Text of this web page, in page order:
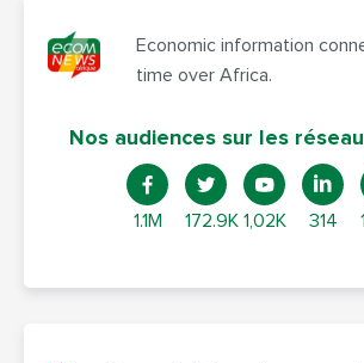
Economic information
time over Africa.
Nos audiences sur les
1.1M 172.9K 1,02K 314